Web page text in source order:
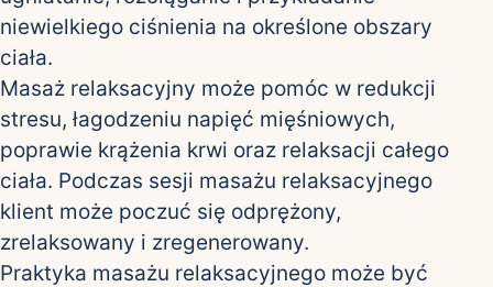
niewielkiego ciśnienia na określone obszary
ciała.
Masaż relaksacyjny może pomóc w redukcji
stresu, łagodzeniu napięć mięśniowych,
poprawie krążenia krwi oraz relaksacji całego
ciała. Podczas sesji masażu relaksacyjnego
klient może poczuć się odprężony,
zrelaksowany i zregenerowany.
Praktyka masażu relaksacyjnego może być